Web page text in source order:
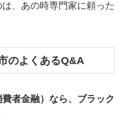
、あの時専門家に頼った
のよくあるQ&A
者金融）なら、ブラック